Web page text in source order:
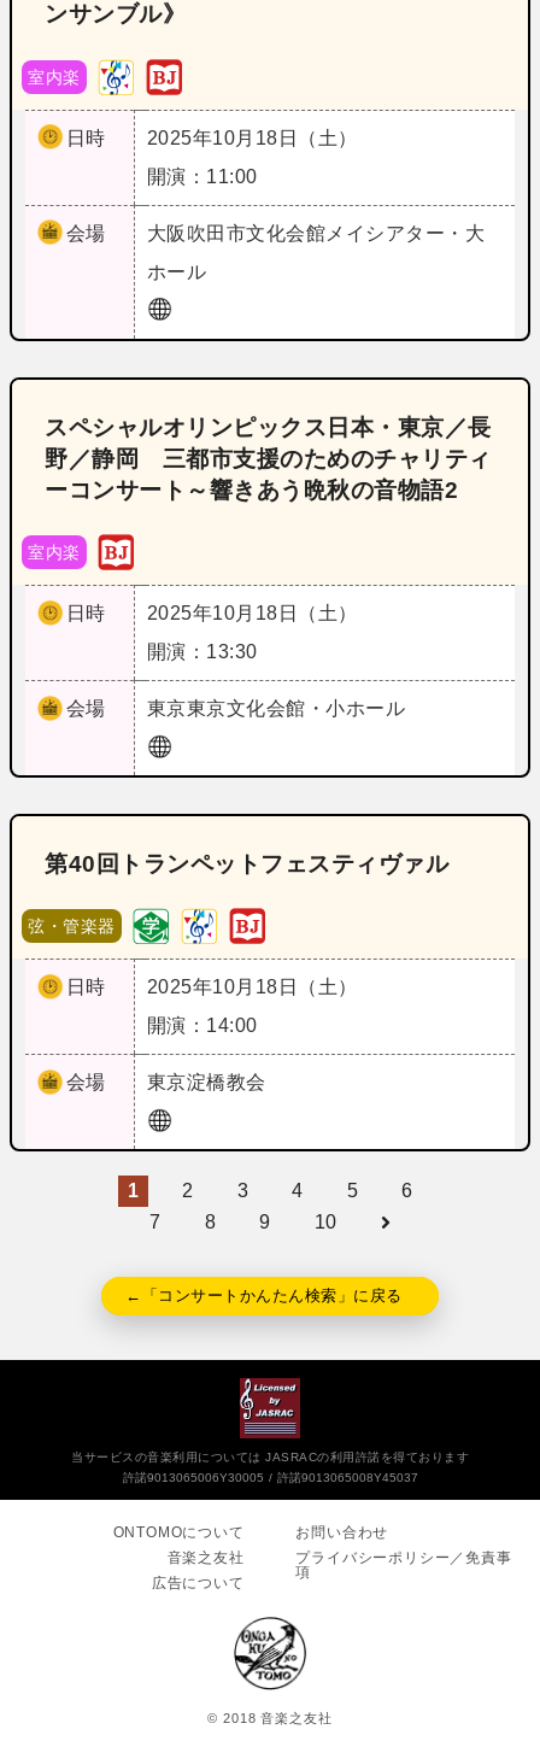
ンサンブル》
室内楽
日時
2025年10月18日（土）
開演：11:00
会場 大阪 吹田市文化会館メイシアター・大
ホール
スペシャルオリンピックス日本・東京／長
野／静岡 三都市支援のためのチャリティ
ーコンサート～響きあう晩秋の音物語2
室内楽
日時
2025年10月18日（土）
開演：13:30
会場 東京東京文化会館・小ホール
第40回トランペットフェスティヴァル
弦・管楽器
日時
2025年10月18日（土）
開演：14:00
会場 東京淀橋教会
1 2 3 4 5
6
7
8 9 10
←「コンサートかんたん検索」に戻る
当サービスの音楽利用については JASRACの利用許諾を得ております
許諾9013065006Y30005
許諾9013065008Y45037
ONTOMOについて
音楽之友社
広告について
お問い合わせ
プライバシーポリシー／免責事
項
© 2018 音楽之友社